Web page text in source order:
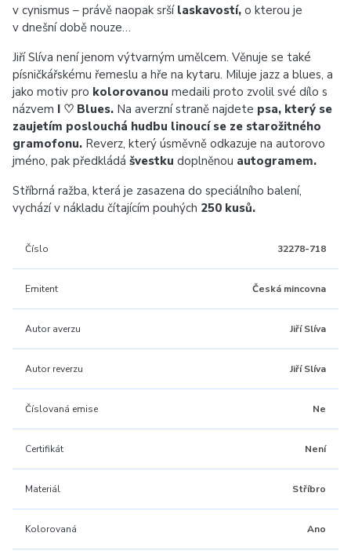
v cynismus – právě naopak srší laskavostí, o kterou je
v dnešní době nouze…
Jiří Slíva není jenom výtvarným umělcem. Věnuje se také
písničkářskému řemeslu a hře na kytaru. Miluje jazz a blues, a
jako motiv pro kolorovanou medaili proto zvolil své dílo s
názvem I ♡ Blues. Na averzní straně najdete psa, který se
zaujetím poslouchá hudbu linoucí se ze starožitného
gramofonu. Reverz, který úsměvně odkazuje na autorovo
jméno, pak předkládá švestku doplněnou autogramem.
Stříbrná ražba, která je zasazena do speciálního balení,
vychází v nákladu čítajícím pouhých 250 kusů.
Číslo 32278-718
Emitent Česká mincovna
Autor averzu Jiří Slíva
Autor reverzu Jiří Slíva
Číslovaná emise Ne
Certifikát Není
Materiál Stříbro
Kolorovaná Ano